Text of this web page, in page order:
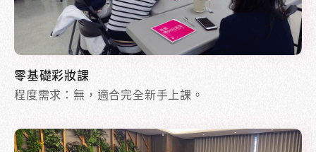
零基礎彩妝課
程度需求：無，適合完全新手上課。